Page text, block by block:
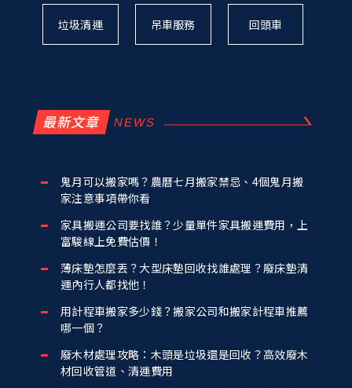
垃圾清運 吊車服務 回頭車
最新文章
鬼月可以搬家嗎？農曆七月搬家禁忌、4個鬼月搬
家注意事項帶你看
家具搬運公司要找誰？少量單件家具搬運費用，上
富駿線上免費估價！
薄床墊怎麼丟？大型床墊回收找誰處理？廢床墊清
運內行人都找他！
用計程車搬家多少錢？搬家公司和搬家計程車推薦
哪一個？
廢木材處理攻略：木頭是垃圾還是回收？高效廢木
材回收管道、清運費用